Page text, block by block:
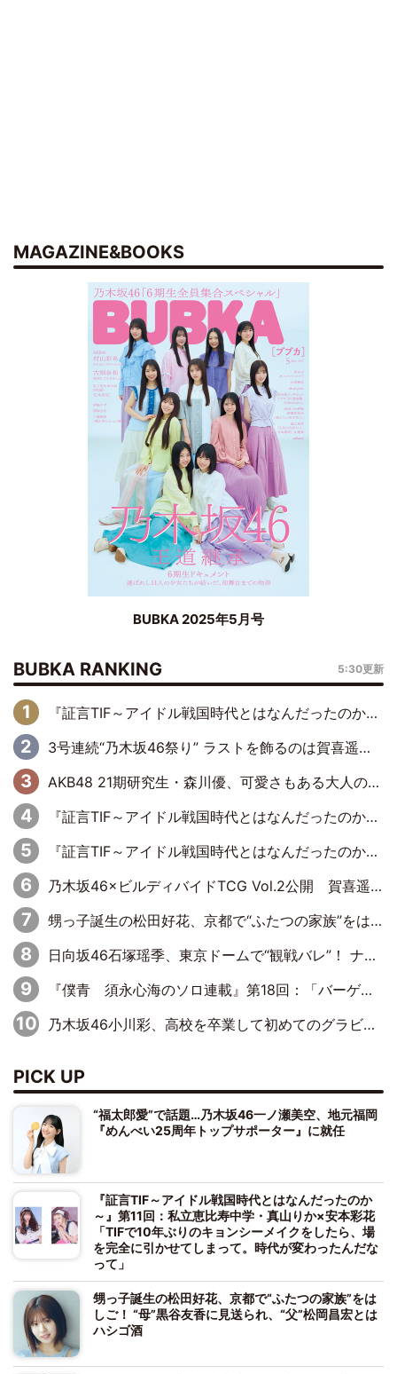
MAGAZINE&BOOKS
BUBKA 2025年5月号
BUBKA RANKING 5:30更新
『証言TIF～アイドル戦国時代とはなんだったのか～』第6回：でんぱ組.inc・古川未鈴×相沢梨紗「『ハロプロやりたかったな』って言ったら、夢眠ねむさんに『てめえはでんぱ組．incなんだよ！』って肩パンされて(笑)」
3号連続“乃木坂46祭り” ラストを飾るのは賀喜遥香…5年ぶりの登場に「5年分大人になった私を見ていただけたら」
AKB48 21期研究生・森川優、可愛さもある大人の女性に
『証言TIF～アイドル戦国時代とはなんだったのか～』第11回：私立恵比寿中学・真山りか×安本彩花「TIFで10年ぶりのキョンシーメイクをしたら、場を完全に引かせてしまって。時代が変わったんだなって」
『証言TIF～アイドル戦国時代とはなんだったのか～』第10回：さくら学院・武藤彩未×飯田らうら「正直、中3で辞めるというのを信じてなくて。そう言われてはいたけど、嘘でしょって」
乃木坂46×ビルディバイドTCG Vol.2公開 賀喜遥香＆田村真佑が『京まふ』ステージに登壇
甥っ子誕生の松田好花、京都で“ふたつの家族”をはしご！ “母”黒谷友香に見送られ、“父”松岡昌宏とはハシゴ酒
日向坂46石塚瑶季、東京ドームで“観戦バレ”！ ナイツ・塙も認めた「巨人に詳しすぎるアイドル」は元VENUSスクール生で杉内コーチ推し⁉
『僕青 須永心海のソロ連載』第18回：「バーゲンセールハンターみうな inしまむら」編
乃木坂46小川彩、高校を卒業して初めてのグラビア「大人になった感じがしました(笑)」
PICK UP
“福太郎愛”で話題…乃木坂46一ノ瀬美空、地元福岡
『めんべい25周年トップサポーター』に就任
『証言TIF～アイドル戦国時代とはなんだったのか
～』第11回：私立恵比寿中学・真山りか×安本彩花
「TIFで10年ぶりのキョンシーメイクをしたら、場
を完全に引かせてしまって。時代が変わったんだな
って」
甥っ子誕生の松田好花、京都で“ふたつの家族”をは
しご！ “母”黒谷友香に見送られ、“父”松岡昌宏とは
ハシゴ酒